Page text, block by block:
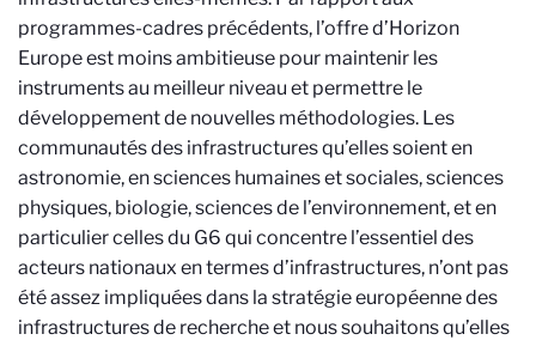
programmes-cadres précédents, l’offre d’Horizon
Europe est moins ambitieuse pour maintenir les
instruments au meilleur niveau et permettre le
développement de nouvelles méthodologies. Les
communautés des infrastructures qu’elles soient en
astronomie, en sciences humaines et sociales, sciences
physiques, biologie, sciences de l’environnement, et en
particulier celles du G6 qui concentre l’essentiel des
acteurs nationaux en termes d’infrastructures, n’ont pas
été assez impliquées dans la stratégie européenne des
infrastructures de recherche et nous souhaitons qu’elles